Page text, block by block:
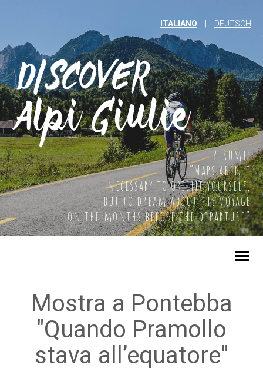
P. Rumiz
“Maps aren't
necessary to orient yourself,
but to dream about the voyage
on the months before the departure”
ITALIANO DEUTSCH
Mostra a Pontebba
"Quando Pramollo
stava all’equatore"